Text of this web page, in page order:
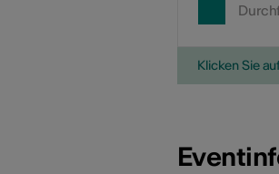
Klicken Sie